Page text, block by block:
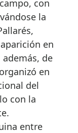
con
la
en
de
en
del
con la
entre